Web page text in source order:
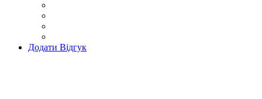
Додати Відгук